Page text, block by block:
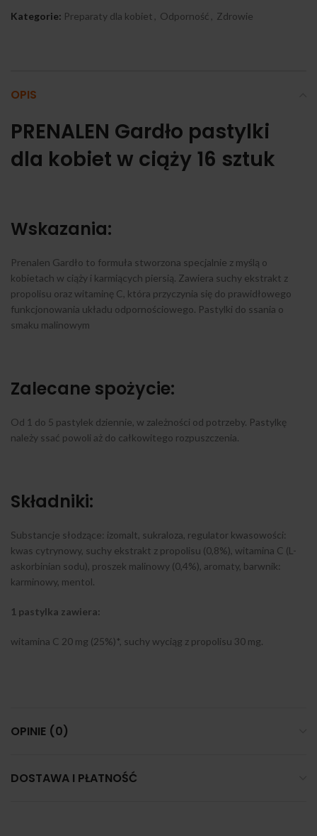
Kategorie: Preparaty dla kobiet Odporność Zdrowie
OPIS
PRENALEN Gardło pastylki
dla kobiet w ciąży 16 sztuk
Wskazania:
Prenalen Gardło to formuła stworzona specjalnie z myślą o
kobietach w ciąży i karmiących piersią. Zawiera suchy ekstrakt z
propolisu oraz witaminę C, która przyczynia się do prawidłowego
funkcjonowania układu odpornościowego. Pastylki do ssania o
smaku malinowym
Zalecane spożycie:
Od 1 do 5 pastylek dziennie, w zależności od potrzeby. Pastylkę
należy ssać powoli aż do całkowitego rozpuszczenia.
Składniki:
Substancje słodzące: izomalt, sukraloza, regulator kwasowości:
kwas cytrynowy, suchy ekstrakt z propolisu (0,8%), witamina C (L-
askorbinian sodu), proszek malinowy (0,4%), aromaty, barwnik:
karminowy, mentol.
1 pastylka zawiera:
witamina C 20 mg (25%)*, suchy wyciąg z propolisu 30 mg.
OPINIE (0)
DOSTAWA I PŁATNOŚĆ